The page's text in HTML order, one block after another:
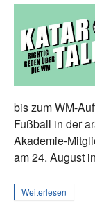
bis zum WM-
Fußball in der
Akademie-
am 24. August
Weiterlesen